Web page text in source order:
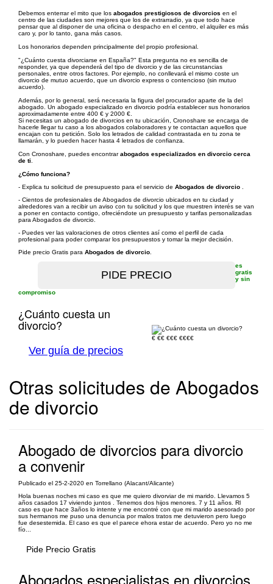
Debemos enterrar el mito que los abogados prestigiosos de divorcios en el
centro de las ciudades son mejores que los de extrarradio, ya que todo hace
pensar que al disponer de una oficina o despacho en el centro, el alquiler es más
caro y, por lo tanto, gana más casos.
Los honorarios dependen principalmente del propio profesional.
"¿Cuánto cuesta divorciarse en España?" Esta pregunta no es sencilla de
responder, ya que dependerá del tipo de divorcio y de las circunstancias
personales, entre otros factores. Por ejemplo, no conllevará el mismo coste un
divorcio de mutuo acuerdo, que un divorcio express o contencioso (sin mutuo
acuerdo).
Además, por lo general, será necesaria la figura del procurador aparte de la del
abogado. Un abogado especializado en divorcio podría establecer sus honorarios
aproximadamente entre 400 € y 2000 €.
Si necesitas un abogado de divorcios en tu ubicación, Cronoshare se encarga de
hacerle llegar tu caso a los abogados colaboradores y te contactan aquellos que
encajan con tu petición. Solo los letrados de calidad contrastada en tu zona te
llamarán, y lo pueden hacer hasta 4 letrados de confianza.
Con Cronoshare, puedes encontrarabogados especializados en divorcio cerca
de ti
¿Cómo funciona?
- Explica tu solicitud de presupuesto para el servicio de Abogados de divorcio
- Cientos de profesionales de Abogados de divorcio ubicados en tu ciudad y
alrededores van a recibir un aviso con tu solicitud y los que muestren interés se van
a poner en contacto contigo, ofreciéndote un presupuesto y tarifas personalizadas
para Abogados de divorcio.
- Puedes ver las valoraciones de otros clientes así como el perfil de cada
profesional para poder comparar los presupuestos y tomar la mejor decisión.
Pide precio Gratis para Abogados de divorcio
es
gratis
y sin
compromiso
¿Cuánto cuesta un
divorcio?
Ver guía de precios
€ €€ €€€ €€€€
Otras solicitudes de Abogados
de divorcio
Abogado de divorcios para divorcio
a convenir
Publicado el 25-2-2020 en Torrellano (Alacant/Alicante)
Hola buenas noches mi caso es que me quiero divorviar de mi marido. Llevamos 5
años casados 17 viviendo juntos . Tenemos dos hijos menores. 7 y 11 años. Rl
caso es que hace 3años lo intente y me encontré con que mi marido asesorado por
sus hermanos me puso una denuncia por malos tratos me detuvieron pero luego
fue desestemida. El caso es que el parece ehora estar de acuerdo. Pero yo no me
fío...
Pide Precio Gratis
Abogados especialistas en divorcios